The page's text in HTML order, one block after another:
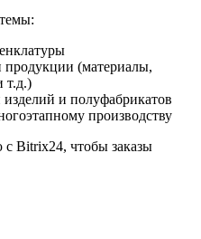
продукции (материалы,
т.д.)
и полуфабрикатов
производству
с Bitrix24, чтобы заказы